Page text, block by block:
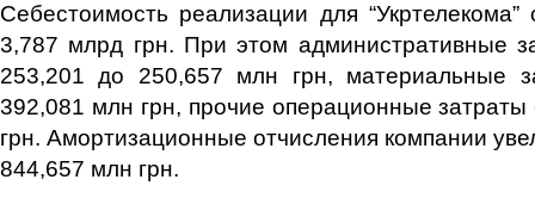
Себестоимость реализации для
3,787 млрд грн. При этом административные
253,201 до 250,657 млн грн, материальные
392,081 млн грн, прочие операционные
грн. Амортизационные отчисления компании
844,657 млн грн.